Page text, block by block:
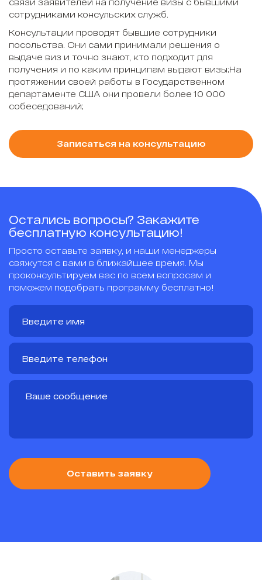
сотрудниками консульских служб.
Консультации проводят бывшие сотрудники
посольства. Они сами принимали решения о
выдаче виз и точно знают, кто подходит для
получения и по каким принципам выдают визы;На
протяжении своей работы в Государственном
департаменте США они провели более 10 000
собеседований;
Записаться на консультацию
Остались вопросы? Закажите
бесплатную консультацию!
Просто оставьте заявку, и наши менеджеры
свяжутся с вами в ближайшее время. Мы
проконсультируем вас по всем вопросам и
поможем подобрать программу бесплатно!
Оставить заявку